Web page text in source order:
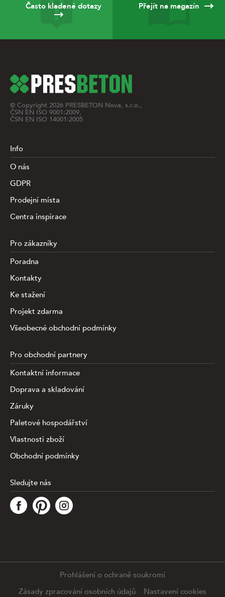
Tato stránka využívá soubory cookies ke shromažďování a
analýze informací o výkonu a používání webu, zajištění
fungování funkcí ze sociálních médií a ke zlepšení a
Podrobné nastavení Souhlasím se všemi cookies
Často kladené dotazy Přejít na magazín
© Copyright 2026 PRESBETON Nova, s.r.o.,
ČSN EN ISO 9001:2009,
ČSN EN ISO 14001:2005
Info
O nás
GDPR
Prodejní místa
Centra inspirace
Pro zákazníky
Poradna
Kontakty
Ke stažení
Projekt zdarma
Všeobecné obchodní podmínky
Pro obchodní partnery
Kontaktní informace
Doprava a skladování
Záruky
Paletové hospodářství
Vlastnosti zboží
Obchodní podmínky
Sledujte nás
Prohlášení o ochraně soukromí
Zásady zpracování osobních údajů
Nastavení cookies